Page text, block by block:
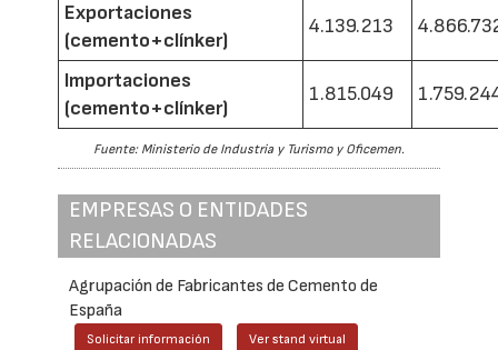
Exportaciones
(cemento+clínker)
4.139.213
Importaciones
(cemento+clínker)
1.815.049
Fuente: Ministerio de Industria y Turismo y Oficemen.
EMPRESAS O ENTIDADES
RELACIONADAS
Agrupación de Fabricantes de Cemento de
España
Solicitar información Ver stand virtual